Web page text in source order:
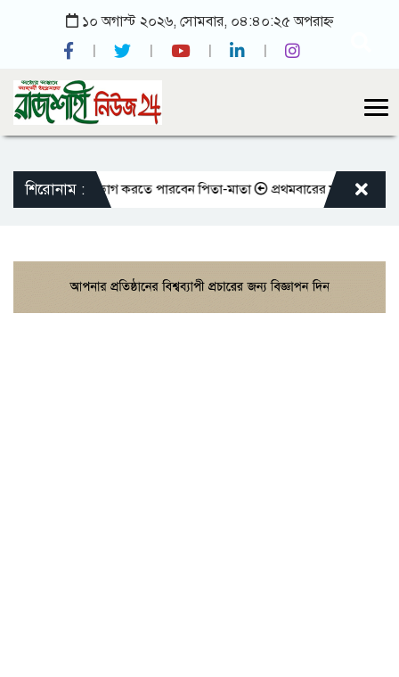
১০ অগাস্ট ২০২৬, সোমবার, ০৪:৪০:২৫ অপরাহ্ন
শিরোনাম :
আজীবন ভোগ করতে পারবেন পিতা-মাতা প্রথমবারের মতো এমপিওভুক্ত